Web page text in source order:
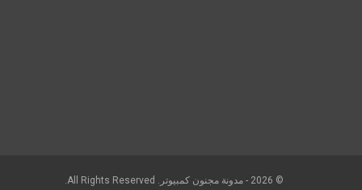
© 2026 - مدونة مجنون كمبيوتر. All Rights Reserved.